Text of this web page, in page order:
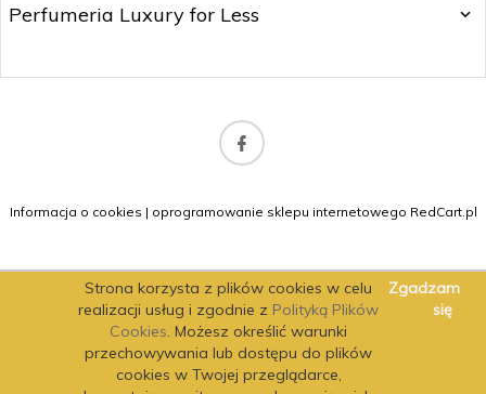
Perfumeria Luxury for Less
Informacja o cookies | oprogramowanie sklepu internetowego RedCart.pl
Strona korzysta z plików cookies w celu
realizacji usług i zgodnie z Polityką Plików
Cookies . Możesz określić warunki
przechowywania lub dostępu do plików
cookies w Twojej przeglądarce,
Zgadzam
się